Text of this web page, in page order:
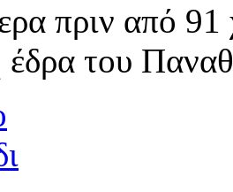
πριν από 91
έδρα του